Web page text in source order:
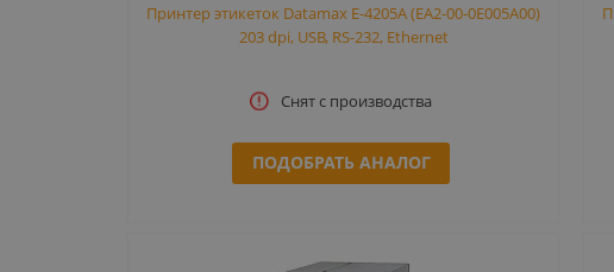
Принтер этикеток Datamax E-4205A (EA2-00-0E005A00)
203 dpi, USB, RS-232, Ethernet
Снят с производства
ПОДОБРАТЬ АНАЛОГ